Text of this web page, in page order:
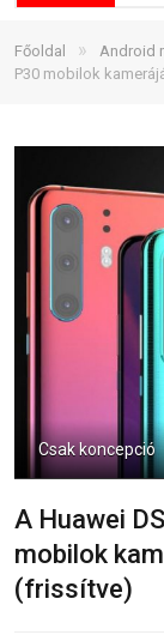
Főoldal » Android
P30 mobilok
Csak koncepció
A Huawei
mobilok
(frissítve)